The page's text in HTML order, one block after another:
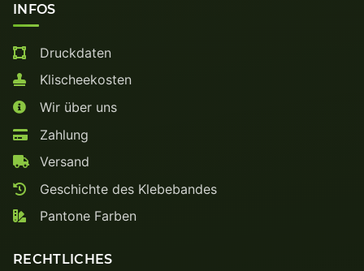
INFOS
Druckdaten
Klischeekosten
Wir über uns
Zahlung
Versand
Geschichte des Klebebandes
Pantone Farben
RECHTLICHES